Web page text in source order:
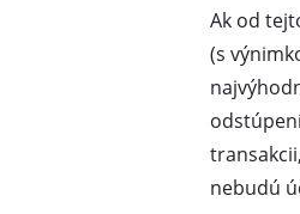
Ak od
(s
nebudú